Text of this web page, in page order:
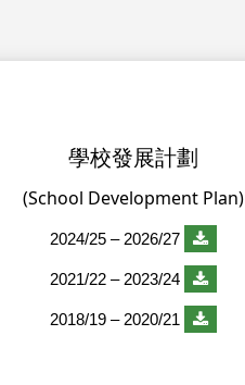
學校發展計劃
(School Development Plan)
2024/25 – 2026/27
2021/22 – 2023/24
2018/19 – 2020/21